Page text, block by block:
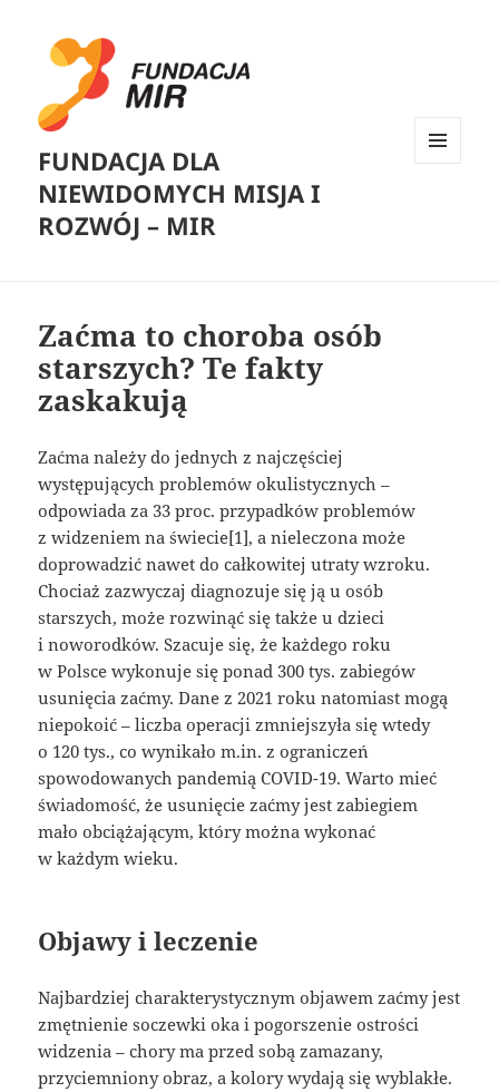
FUNDACJA DLA
NIEWIDOMYCH MISJA I
ROZWÓJ – MIR
Zaćma to choroba osób
starszych? Te fakty
zaskakują
Zaćma należy do jednych z najczęściej
występujących problemów okulistycznych –
odpowiada za 33 proc. przypadków problemów
z widzeniem na świecie[1], a nieleczona może
doprowadzić nawet do całkowitej utraty wzroku.
Chociaż zazwyczaj diagnozuje się ją u osób
starszych, może rozwinąć się także u dzieci
i noworodków. Szacuje się, że każdego roku
w Polsce wykonuje się ponad 300 tys. zabiegów
usunięcia zaćmy. Dane z 2021 roku natomiast mogą
niepokoić – liczba operacji zmniejszyła się wtedy
o 120 tys., co wynikało m.in. z ograniczeń
spowodowanych pandemią COVID-19. Warto mieć
świadomość, że usunięcie zaćmy jest zabiegiem
mało obciążającym, który można wykonać
w każdym wieku.
Objawy i leczenie
Najbardziej charakterystycznym objawem zaćmy jest
zmętnienie soczewki oka i pogorszenie ostrości
widzenia – chory ma przed sobą zamazany,
przyciemniony obraz, a kolory wydają się wyblakłe.